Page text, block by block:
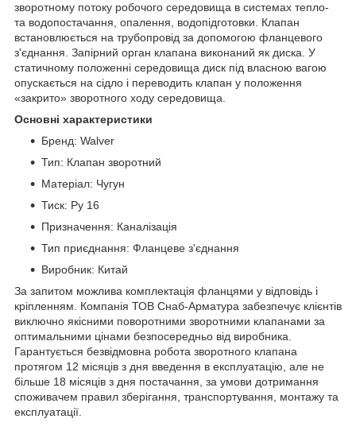
зворотному потоку робочого середовища в системах тепло-
та водопостачання, опалення, водопідготовки. Клапан
встановлюється на трубопровід за допомогою фланцевого
з'єднання. Запірний орган клапана виконаний як диска. У
статичному положенні середовища диск під власною вагою
опускається на сідло і переводить клапан у положення
«закрито» зворотного ходу середовища.
Основні характеристики
Бренд: Walver
Тип: Клапан зворотний
Матеріал: Чугун
Тиск: Ру 16
Призначення: Каналізація
Тип приєднання: Фланцеве з'єднання
Виробник: Китай
За запитом можлива комплектація фланцями у відповідь і
кріпленням. Компанія ТОВ Снаб-Арматура забезпечує клієнтів
виключно якісними поворотними зворотними клапанами за
оптимальними цінами безпосередньо від виробника.
Гарантується безвідмовна робота зворотного клапана
протягом 12 місяців з дня введення в експлуатацію, але не
більше 18 місяців з дня постачання, за умови дотримання
споживачем правил зберігання, транспортування, монтажу та
експлуатації.